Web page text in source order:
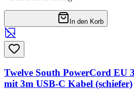
In den Korb
Twelve South PowerCord EU
mit 3m USB-C Kabel (schiefer)